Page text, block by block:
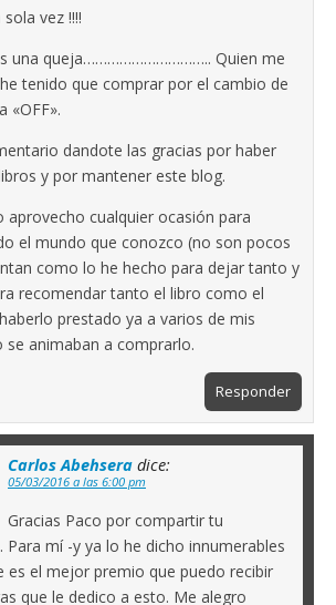
vez !!!!
una queja………………………….. Quien me
tenido que comprar por el cambio de
«OFF».
dandote las gracias por haber
y por mantener este blog.
aprovecho cualquier ocasión para
el mundo que conozco (no son pocos
como lo he hecho para dejar tanto y
recomendar tanto el libro como el
prestado ya a varios de mis
se animaban a comprarlo.
Responder
Carlos Abehsera dice:
05/03/2016 a las 6:00 pm
Gracias Paco por compartir tu
mí -y ya lo he dicho innumerables
es el mejor premio que puedo recibir
que le dedico a esto. Me alegro